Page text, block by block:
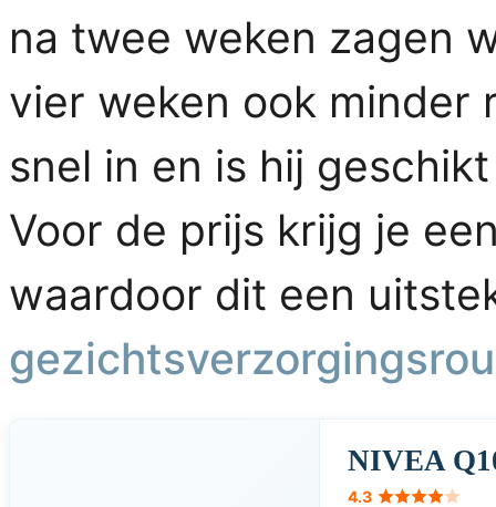
na twee weken zagen
vier weken ook minder
snel in en is hij
Voor de prijs krijg je
waardoor dit een
NIVEA
4.3